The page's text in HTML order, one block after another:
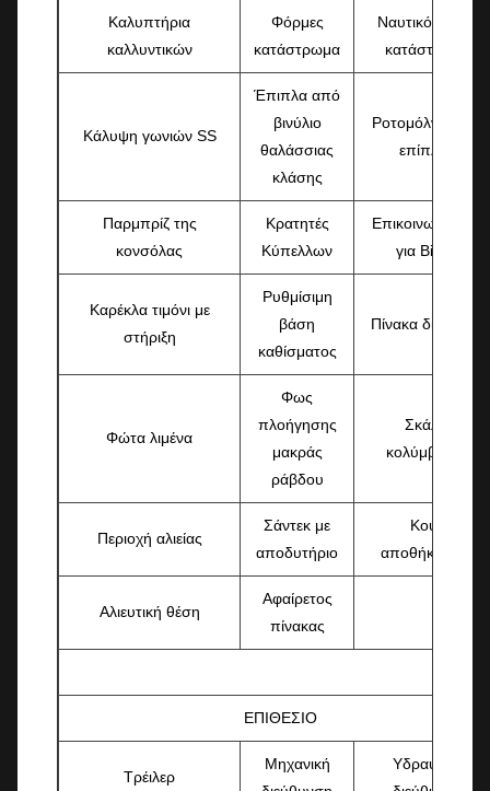
Καλυπτήρια
καλλυντικών
Φόρμες
κατάστρωμα
Ναυτικό ξύλινο
κατάστρωμα
Κάλυψη γωνιών SS
Έπιπλα από
βινύλιο
θαλάσσιας
κλάσης
Ροτομόλντ βάση
επίπλων
Παρμπρίζ της
κονσόλας
Κρατητές
Κύπελλων
Επικοινωνίες SS
για Bimini
Καρέκλα τιμόνι με
στήριξη
Ρυθμίσιμη
βάση
καθίσματος
Πίνακα διακόπτη
Φώτα λιμένα
Φως
πλοήγησης
μακράς
ράβδου
Σκάλες
κολύμβησης
Περιοχή αλιείας
Σάντεκ με
αποδυτήριο
Κουτί
αποθήκευσης
Αλιευτική θέση
Αφαίρετος
πίνακας
ΕΠΙΘΕΣΙΟ
Τρέιλερ
Μηχανική
Υδραυλική